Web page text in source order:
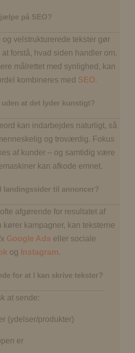
på SEO?
velstrukturerede tekster gør
forstå, hvad siden handler om.
målrettet med synlighed, kan
kombineres med SEO.
at det lyder kunstigt?
kan indarbejdes naturligt, så
og troværdig. Fokus
af kunder – og samtidig være
kan afkode emnet.
landingssider til annoncer?
afgørende for resultatet af
kampagner, kan teksterne
Google Ads eller sociale
og Instagram.
for at I kan skrive tekster?
at sende:
(ydelser/produkter)
er